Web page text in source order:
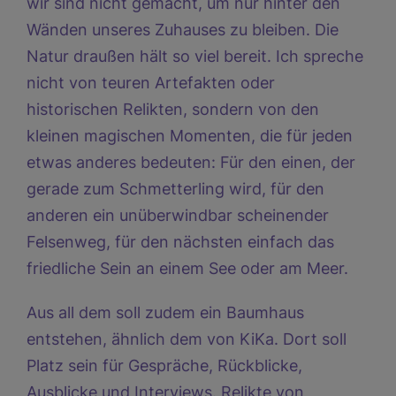
Wänden unseres Zuhauses zu bleiben. Die
Natur draußen hält so viel bereit. Ich spreche
nicht von teuren Artefakten oder
historischen Relikten, sondern von den
kleinen magischen Momenten, die für jeden
etwas anderes bedeuten: Für den einen, der
gerade zum Schmetterling wird, für den
anderen ein unüberwindbar scheinender
Felsenweg, für den nächsten einfach das
friedliche Sein an einem See oder am Meer.
Aus all dem soll zudem ein Baumhaus
entstehen, ähnlich dem von KiKa. Dort soll
Platz sein für Gespräche, Rückblicke,
Ausblicke und Interviews. Relikte von